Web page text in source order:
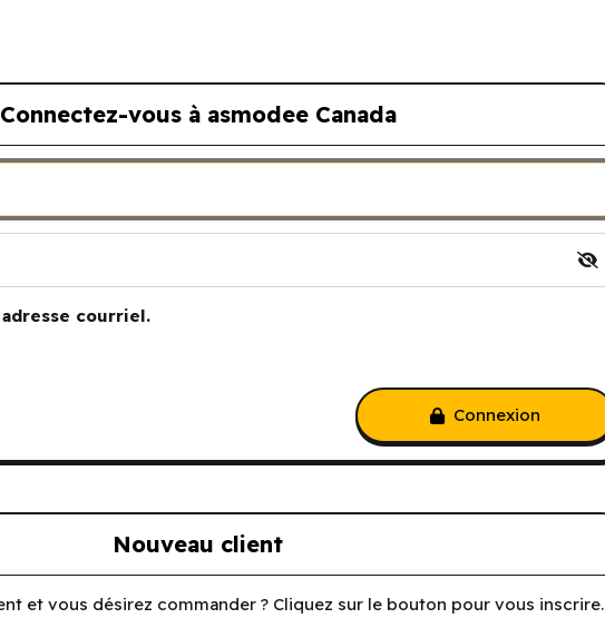
Connectez-vous à asmodee Canada
Canada
courriel.
Connexion
Nouveau client
et vous désirez commander ? Cliquez sur le bouton pour vous inscrire.